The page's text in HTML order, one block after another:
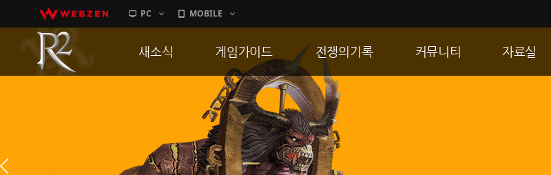
PC MOBILE
새소식
이벤트
히스토리
게임가이드
게임 특징
서버가이드
신병훈련소
세부가이드
전쟁의기록
통합 길드전
공성 & 스팟
랭킹
R2Match
커뮤니티 자료실